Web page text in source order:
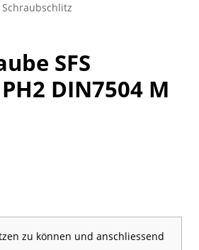
SFS
DIN7504 M
zu können und anschliessend